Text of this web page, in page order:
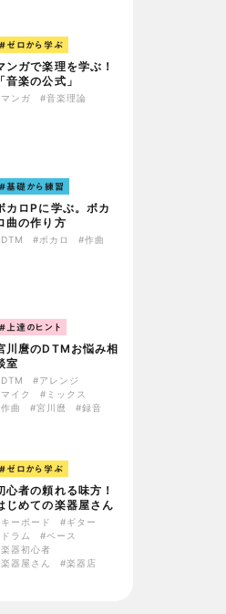
#ゼロから学ぶ
ンガで楽理を学ぶ！
「音楽の公式」
ンガ #音楽理論
#基礎から練習
カロPに学ぶ。ボカ
曲の作り方
#ボカロ #作曲
#上達のヒント
川麿のDTMお悩み相
室
#アレンジ
イク
#ミックス
曲
#宮川麿 #録音
#ゼロから学ぶ
心者の頼れる味方！
じめての楽器屋さん
ーボード
#ギター
ラム
#ベース
器初心者
器屋さん
#楽器店